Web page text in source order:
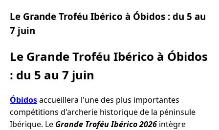
Le Grande Troféu Ibérico à Óbidos : du 5 au
7 juin
Le Grande Troféu Ibérico à Óbidos
: du 5 au 7 juin
Óbidosaccueillera l'une des plus importantes
compétitions d'archerie historique de la péninsule
Ibérique. Le Grande Troféu Ibérico 2026 intègre